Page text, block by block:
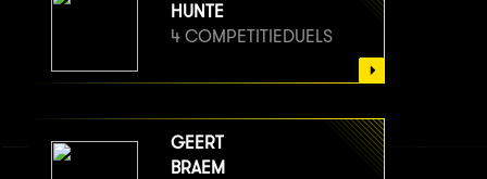
HUNTE
4 COMPETITIEDUELS
GEERT
BRAEM